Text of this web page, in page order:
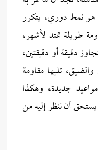
نمط دوري، يتكرر
طويلة تمتد لأشهر،
دقيقة أو دقيقتين،
تليها مقاومة
جديدة، وهكذا
أن ننظر إليه من